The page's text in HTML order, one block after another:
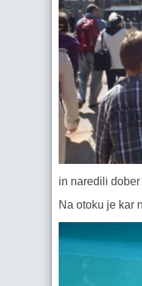
in naredili
Na otoku je kar